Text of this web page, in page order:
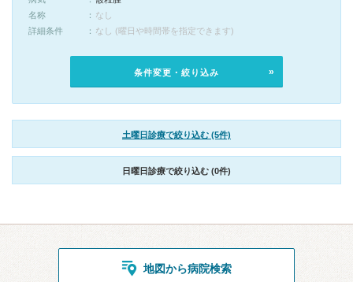
名称
なし
詳細条件
なし (曜日や時間帯を指定できます)
条件変更・絞り込み
土曜日診療で絞り込む (5件)
日曜日診療で絞り込む (0件)
地図から病院検索